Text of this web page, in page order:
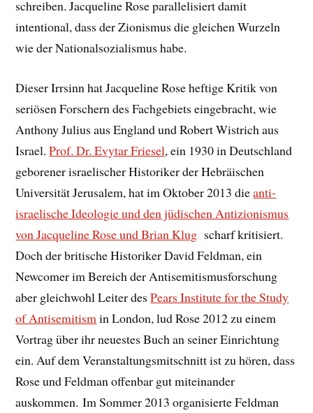
schreiben. Jacqueline Rose parallelisiert damit
intentional, dass der Zionismus die gleichen Wurzeln
wie der Nationalsozialismus habe.
Dieser Irrsinn hat Jacqueline Rose heftige Kritik von
seriösen Forschern des Fachgebiets eingebracht, wie
Anthony Julius aus England und Robert Wistrich aus
Israel.Prof. Dr. Evytar Friesel, ein 1930 in Deutschland
geborener israelischer Historiker der Hebräischen
Universität Jerusalem, hat im Oktober 2013 dieanti-
israelische Ideologie und den jüdischen Antizionismus
von Jacqueline Rose und Brian Klug scharf kritisiert.
Doch der britische Historiker David Feldman, ein
Newcomer im Bereich der Antisemitismusforschung
aber gleichwohl Leiter desPears Institute for the Study
of Antisemitism in London, lud Rose 2012 zu einem
Vortrag über ihr neuestes Buch an seiner Einrichtung
ein. Auf dem Veranstaltungsmitschnitt ist zu hören, dass
Rose und Feldman offenbar gut miteinander
auskommen. Im Sommer 2013 organisierte Feldman